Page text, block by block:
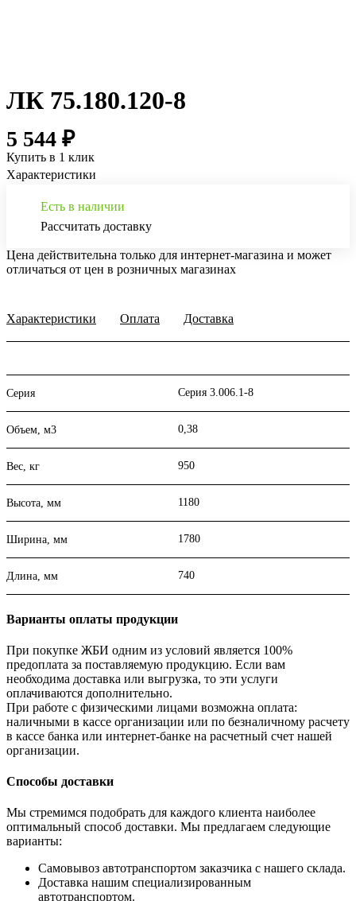
ЛК 75.180.120-8
5 544 ₽
Купить в 1 клик
Характеристики
Есть в наличии
Рассчитать доставку
Цена действительна только для интернет-магазина и может
отличаться от цен в розничных магазинах
Характеристики Оплата Доставка
Серия Серия 3.006.1-8
Объем, м3 0,38
Вес, кг 950
Высота, мм 1180
Ширина, мм 1780
Длина, мм 740
Варианты оплаты продукции
При покупке ЖБИ одним из условий является 100%
предоплата за поставляемую продукцию. Если вам
необходима доставка или выгрузка, то эти услуги
оплачиваются дополнительно.
При работе с физическими лицами возможна оплата:
наличными в кассе организации или по безналичному расчету
в кассе банка или интернет-банке на расчетный счет нашей
организации.
Способы доставки
Мы стремимся подобрать для каждого клиента наиболее
оптимальный способ доставки. Мы предлагаем следующие
варианты:
Самовывоз автотранспортом заказчика с нашего склада.
Доставка нашим специализированным
автотранспортом.